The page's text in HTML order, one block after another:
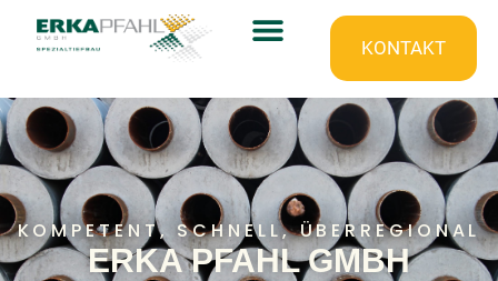
KONTAKT
KOMPETENT, SCHNELL, ÜBERREGIONAL
ERKA PFAHL GMBH